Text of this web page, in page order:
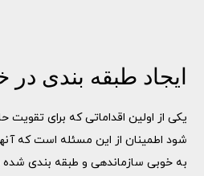
ایجاد طبقه بندی در
یکی از اولین اقداماتی که برای تقویت
شود اطمینان از این مسئله است که
به خوبی سازماندهی و طبقه بندی شده